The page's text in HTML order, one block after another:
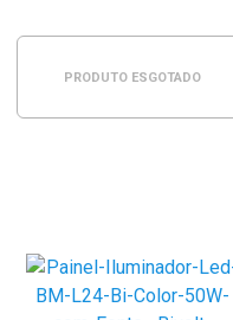
PRODUTO ESGOTADO